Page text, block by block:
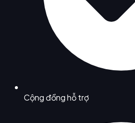
Cộng đồng hỗ trợ